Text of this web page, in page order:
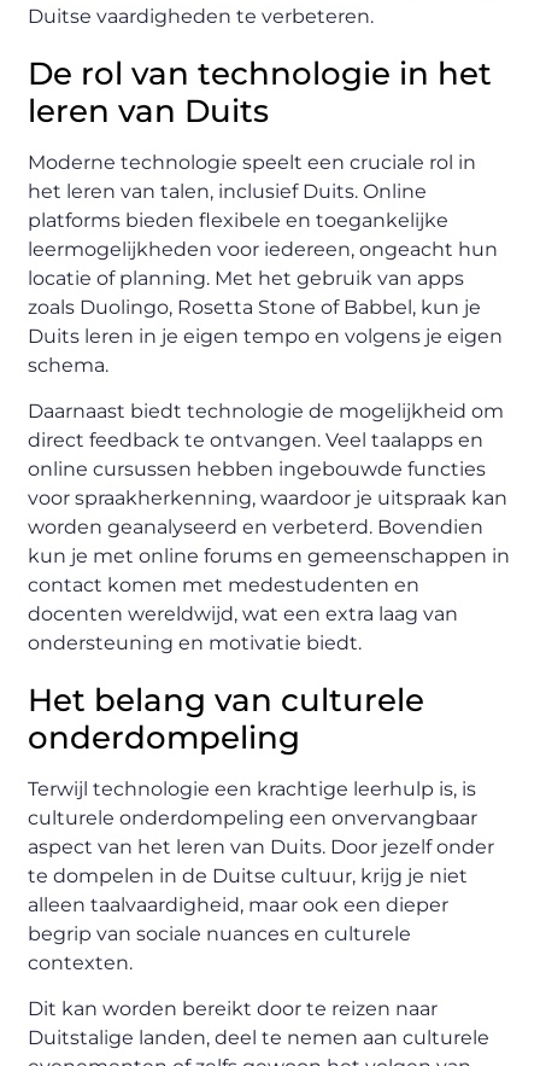
Duitse vaardigheden te verbeteren.
De rol van technologie in het
leren van Duits
Moderne technologie speelt een cruciale rol in
het leren van talen, inclusief Duits. Online
platforms bieden flexibele en toegankelijke
leermogelijkheden voor iedereen, ongeacht hun
locatie of planning. Met het gebruik van apps
zoals Duolingo, Rosetta Stone of Babbel, kun je
Duits leren in je eigen tempo en volgens je eigen
schema.
Daarnaast biedt technologie de mogelijkheid om
direct feedback te ontvangen. Veel taalapps en
online cursussen hebben ingebouwde functies
voor spraakherkenning, waardoor je uitspraak kan
worden geanalyseerd en verbeterd. Bovendien
kun je met online forums en gemeenschappen in
contact komen met medestudenten en
docenten wereldwijd, wat een extra laag van
ondersteuning en motivatie biedt.
Het belang van culturele
onderdompeling
Terwijl technologie een krachtige leerhulp is, is
culturele onderdompeling een onvervangbaar
aspect van het leren van Duits. Door jezelf onder
te dompelen in de Duitse cultuur, krijg je niet
alleen taalvaardigheid, maar ook een dieper
begrip van sociale nuances en culturele
contexten.
Dit kan worden bereikt door te reizen naar
Duitstalige landen, deel te nemen aan culturele